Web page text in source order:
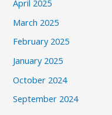
April 2025
March 2025
February 2025
January 2025
October 2024
September 2024